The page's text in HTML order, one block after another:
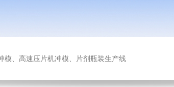
模、高速压片机冲模、片剂瓶装生产线